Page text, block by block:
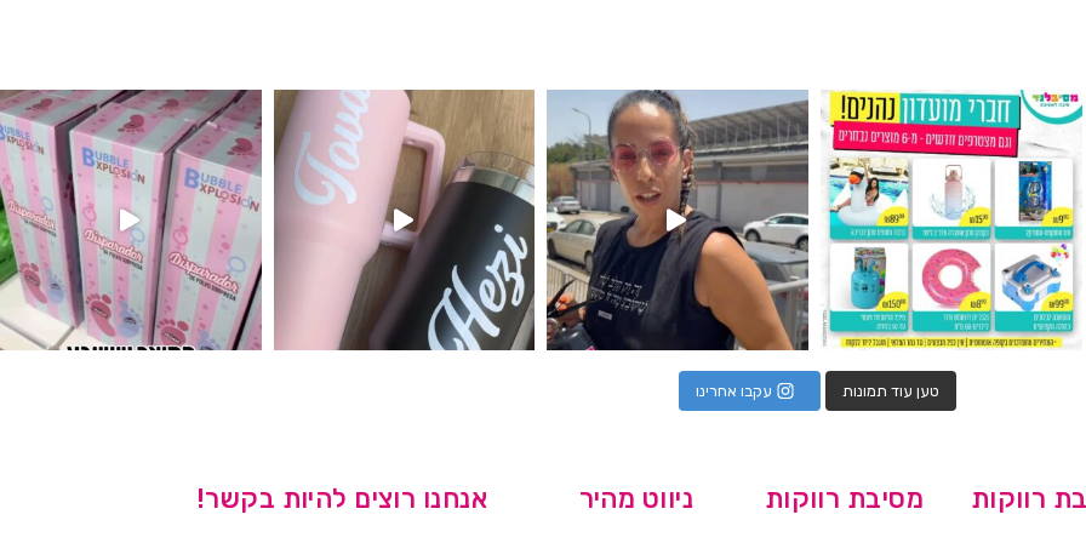
מין העובר רק במסיבלנד !! קיים
כוס נירוסטה ענקית שכול אחד צריך! קיימת באתר ובסניהמוצר הכי מבוקש שלנו מטף לגילוי מין העובר חזר למלא
טען עוד תמונות עקבו אחרינו
אנחנו רוצים להיות בקשר! ניווט מהיר מסיבת רווקות רווקות